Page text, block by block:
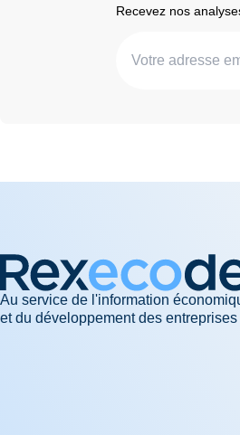
Recevez nos
Au service de l'information
et du développement des entreprises